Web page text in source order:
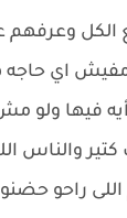
وعرفهم
ومفيش اي
فيها
كتير
راحو